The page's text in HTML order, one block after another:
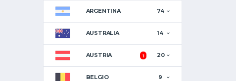
ARGENTINA 74
AUSTRALIA 14
AUSTRIA 1 20
BELGIO 9